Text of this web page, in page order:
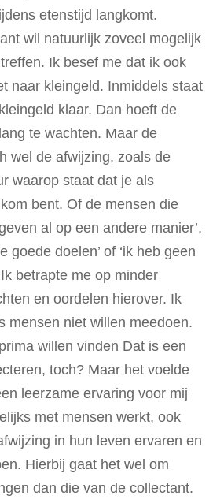
etenstijd langkomt.
wil natuurlijk zoveel mogelijk
Ik besef me dat ik ook
naar kleingeld. Inmiddels staat
klaar. Dan hoeft de
te wachten. Maar de
wel de afwijzing, zoals de
waarop staat dat je als
bent. Of de mensen die
al op een andere manier’,
goede doelen’ of ‘ik heb geen
betrapte me op minder
en oordelen hierover. Ik
mensen niet willen meedoen.
willen vinden Dat is een
toch? Maar het voelde
leerzame ervaring voor mij
met mensen werkt, ook
in hun leven ervaren en
Hierbij gaat het wel om
dan die van de collectant.